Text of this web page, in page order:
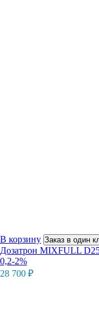
В корзину Заказ в один
Дозатрон MIXFULL
0,2-2%
28 700 ₽